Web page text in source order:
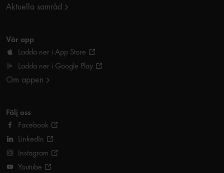
Aktuella samråd
Vår app
Ladda ner i App Store
Ladda ner i Google Play
Om appen
Följ oss
Facebook
LinkedIn
Instagram
Youtube